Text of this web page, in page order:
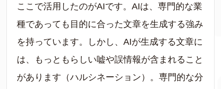
ここで活用したのがAIです。AIは、専門的な業
種であっても目的に合った文章を生成する強み
を持っています。しかし、AIが生成する文章に
は、もっともらしい嘘や誤情報が含まれること
があります（ハルシネーション）。専門的な分